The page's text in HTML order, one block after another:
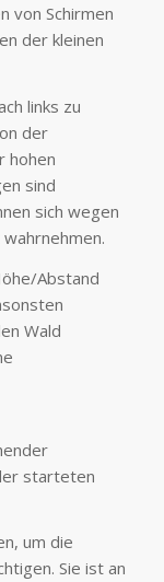
von Schirmen
der kleinen
links zu
der
hohen
sind
sich wegen
Abstand
Wald
starteten
um die
Sie ist an